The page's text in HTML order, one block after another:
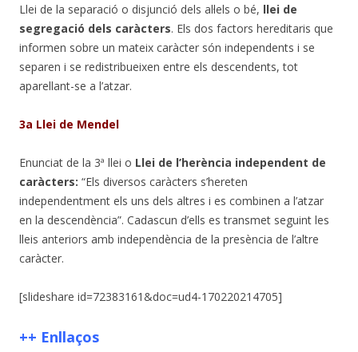
Llei de la separació o disjunció dels al·lels o bé, llei de
segregació dels caràcters. Els dos factors hereditaris que
informen sobre un mateix caràcter són independents i se
separen i se redistribueixen entre els descendents, tot
aparellant-se a l’atzar.
3a Llei de Mendel
Enunciat de la 3ª llei o Llei de l’herència independent de
caràcters: “Els diversos caràcters s’hereten
independentment els uns dels altres i es combinen a l’atzar
en la descendència”. Cadascun d’ells es transmet seguint les
lleis anteriors amb independència de la presència de l’altre
caràcter.
[slideshare id=72383161&doc=ud4-170220214705]
++ Enllaços